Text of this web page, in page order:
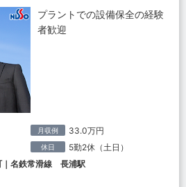
プラントでの設備保全の経験
者歓迎
月収例 33.0万円
休日 5勤2休（土日）
｜名鉄常滑線 長浦駅